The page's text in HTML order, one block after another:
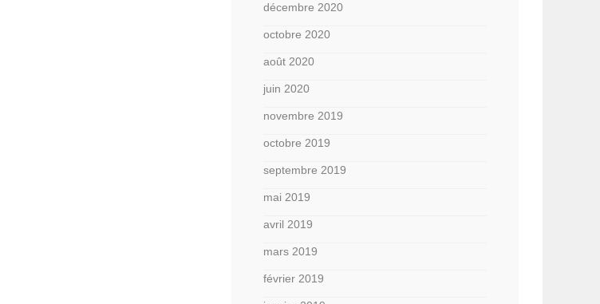
décembre 2020
octobre 2020
août 2020
juin 2020
novembre 2019
octobre 2019
septembre 2019
mai 2019
avril 2019
mars 2019
février 2019